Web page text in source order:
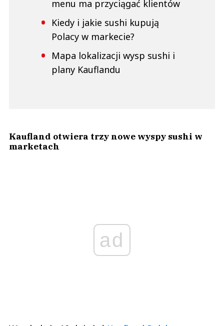
menu ma przyciągać klientów
Kiedy i jakie sushi kupują
Polacy w markecie?
Mapa lokalizacji wysp sushi i
plany Kauflandu
Kaufland otwiera trzy nowe wyspy sushi w
marketach
ad